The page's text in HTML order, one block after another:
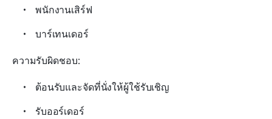
พนักงานเสิร์ฟ
บาร์เทนเดอร์
ความรับผิดชอบ:
ต้อนรับและจัดที่นั่งให้ผู้ใช้รับเชิญ
รับออร์เดอร์